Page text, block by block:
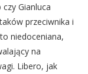
Gianluca
przeciwnika i
niedoceniana,
na
Libero, jak